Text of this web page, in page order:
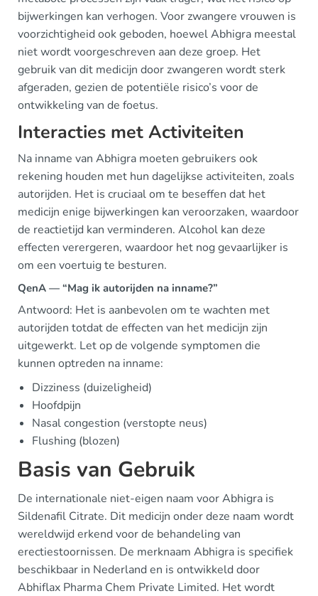
bijwerkingen kan verhogen. Voor zwangere vrouwen is
voorzichtigheid ook geboden, hoewel Abhigra meestal
niet wordt voorgeschreven aan deze groep. Het
gebruik van dit medicijn door zwangeren wordt sterk
afgeraden, gezien de potentiële risico’s voor de
ontwikkeling van de foetus.
Interacties met Activiteiten
Na inname van Abhigra moeten gebruikers ook
rekening houden met hun dagelijkse activiteiten, zoals
autorijden. Het is cruciaal om te beseffen dat het
medicijn enige bijwerkingen kan veroorzaken, waardoor
de reactietijd kan verminderen. Alcohol kan deze
effecten verergeren, waardoor het nog gevaarlijker is
om een voertuig te besturen.
QenA — “Mag ik autorijden na inname?”
Antwoord: Het is aanbevolen om te wachten met
autorijden totdat de effecten van het medicijn zijn
uitgewerkt. Let op de volgende symptomen die
kunnen optreden na inname:
Dizziness (duizeligheid)
Hoofdpijn
Nasal congestion (verstopte neus)
Flushing (blozen)
Basis van Gebruik
De internationale niet-eigen naam voor Abhigra is
Sildenafil Citrate. Dit medicijn onder deze naam wordt
wereldwijd erkend voor de behandeling van
erectiestoornissen. De merknaam Abhigra is specifiek
beschikbaar in Nederland en is ontwikkeld door
Abhiflax Pharma Chem Private Limited. Het wordt